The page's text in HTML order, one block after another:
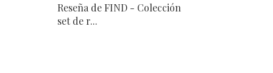
Reseña de FIND - Colección
set de r...